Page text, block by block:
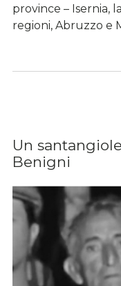
province – Isernia,
regioni, Abruzzo e
Un
Benigni